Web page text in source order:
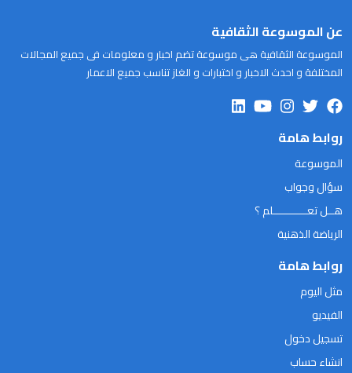
عن الموسوعة الثقافية
الموسوعة الثقافية هى موسوعة تضم اخبار و معلومات فى جميع المجالات
المختلفة و احدث الاخبار و اختبارات و الغاز تناسب جميع الاعمار
روابط هامة
الموسوعة
سؤال وجواب
هــل تعـــــــــــلم ؟
الرياضة الذهنية
روابط هامة
مثل اليوم
الفيديو
تسجيل دخول
انشاء حساب